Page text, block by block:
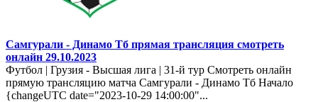
Самгурали - Динамо Тб прямая трансляция смотреть
онлайн 29.10.2023
Футбол | Грузия - Высшая лига | 31-й тур Смотреть онлайн
прямую трансляцию матча Самгурали - Динамо Тб Начало
{changeUTC date="2023-10-29 14:00:00"...